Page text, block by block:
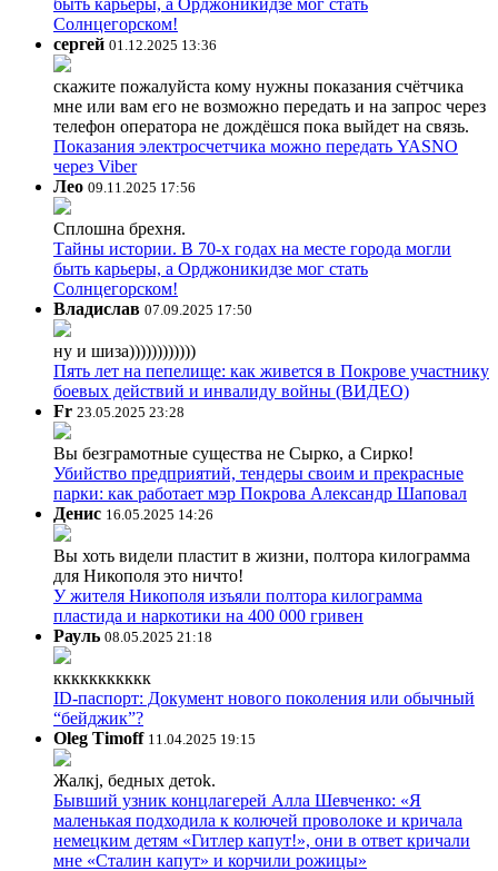
Солнцегорском!
сергей 01.12.2025 13:36
скажите пожалуйста кому нужны показания счётчика
мне или вам его не возможно передать и на запрос через
телефон оператора не дождёшся пока выйдет на связь.
Показания электросчетчика можно передать YASNO
через Viber
Лео 09.11.2025 17:56
Сплошна брехня.
Тайны истории. В 70-х годах на месте города могли
быть карьеры, а Орджоникидзе мог стать
Солнцегорском!
Владислав 07.09.2025 17:50
ну и шиза))))))))))))
Пять лет на пепелище: как живется в Покрове участнику
боевых действий и инвалиду войны (ВИДЕО)
Fr 23.05.2025 23:28
Вы безграмотные существа не Сырко, а Сирко!
Убийство предприятий, тендеры своим и прекрасные
парки: как работает мэр Покрова Александр Шаповал
Денис 16.05.2025 14:26
Вы хоть видели пластит в жизни, полтора килограмма
для Никополя это ничто!
У жителя Никополя изъяли полтора килограмма
пластида и наркотики на 400 000 гривен
Рауль 08.05.2025 21:18
ккккккккккк
ID-паспорт: Документ нового поколения или обычный
“бейджик”?
Oleg Timoff 11.04.2025 19:15
Жалкj, бедных детok.
Бывший узник концлагерей Алла Шевченко: «Я
маленькая подходила к колючей проволоке и кричала
немецким детям «Гитлер капут!», они в ответ кричали
мне «Сталин капут» и корчили рожицы»